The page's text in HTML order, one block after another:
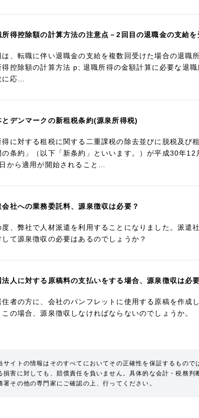
所得控除額の計算方法の注意点－2回目の退職金の支給を
は、転職に伴い退職金の支給を複数回受けた場合の退
得控除額の計算方法 p; 退職所得の金額計算に必要な退
に応…
とデンマークの新租税条約(源泉所得税)
得に対する租税に関する二重課税の除去並びに脱税及び
の条約」（以下「新条約」といいます。）が平成30年
から適用が開始されること…
会社への業務委託料、源泉徴収は必要？
度、弊社で人材派遣を利用することになりました。派遣
して源泉徴収の必要はあるのでしょうか？
法人に対する原稿料の支払いをする場合、源泉徴収は必
住者の方に、会社のパンフレットに使用する原稿を作成
この場合、源泉徴収しなければならないのでしょうか。
サイトの情報はそのすべてにおいてその正確性を保証するもの
損害に対しても、賠償責任を負いません。具体的な会計・税務
署その他の専門家にご確認の上、行ってください。